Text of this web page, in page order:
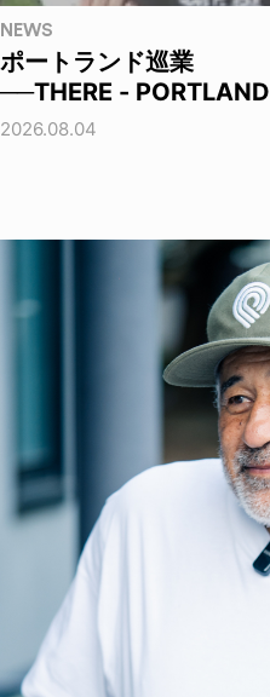
NEWS
ポートランド巡業
──THERE - PORTLAND
2026.08.04